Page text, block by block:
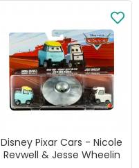
Disney Pixar Cars - Nicole
Revwell & Jesse Wheelin